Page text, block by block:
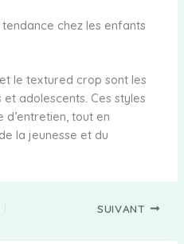
chez les enfants
le textured crop sont les
adolescents. Ces styles
tout en
la jeunesse et du
SUIVANT